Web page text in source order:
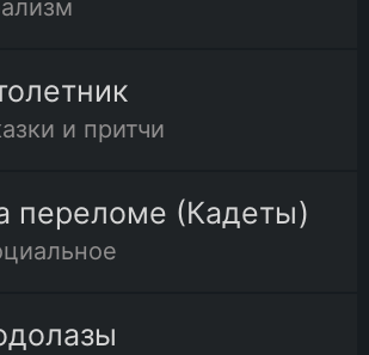
и притчи
переломе (Кадеты)